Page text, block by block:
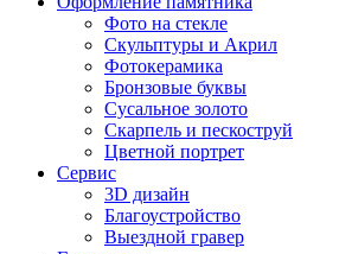
Фото на стекле
Скульптуры и Акрил
Фотокерамика
Бронзовые буквы
Сусальное золото
Скарпель и пескоструй
Цветной портрет
Сервис
3D дизайн
Благоустройство
Выездной гравер